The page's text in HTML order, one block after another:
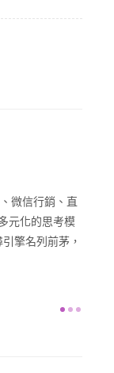
在品牌優化與品牌
潛在客戶為目標，擴